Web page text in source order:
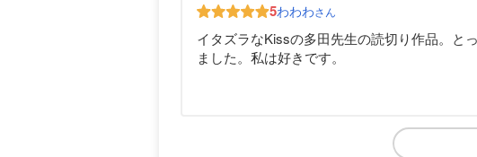
5わわわさん
イタズラなKissの多田先生の読切り作品。と
ました。私は好きです。